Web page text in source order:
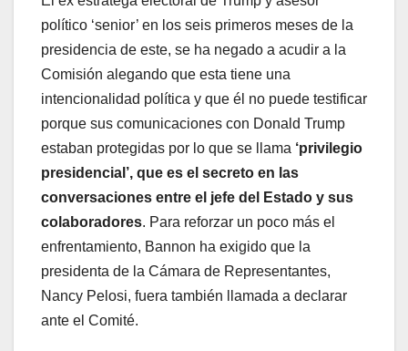
político ‘senior’ en los seis primeros meses de la
presidencia de este, se ha negado a acudir a la
Comisión alegando que esta tiene una
intencionalidad política y que él no puede testificar
porque sus comunicaciones con Donald Trump
estaban protegidas por lo que se llama ‘privilegio
presidencial’, que es el secreto en las
conversaciones entre el jefe del Estado y sus
colaboradores. Para reforzar un poco más el
enfrentamiento, Bannon ha exigido que la
presidenta de la Cámara de Representantes,
Nancy Pelosi, fuera también llamada a declarar
ante el Comité.